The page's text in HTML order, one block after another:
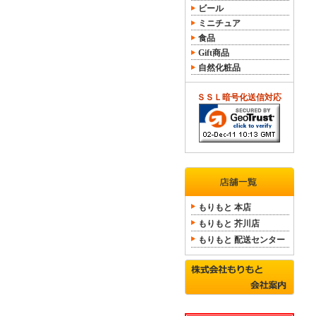
ビール
ミニチュア
食品
Gift商品
自然化粧品
ＳＳＬ暗号化送信対応
もりもと 本店
もりもと 芥川店
もりもと 配送センター